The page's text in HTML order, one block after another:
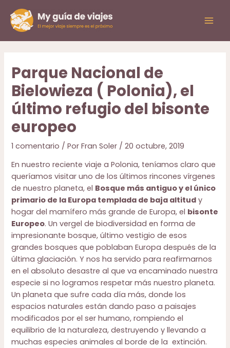
contenido
Parque Nacional de
Bielowieza ( Polonia), el
último refugio del bisonte
europeo
1 comentario / PorFran Soler /20 octubre, 2019
En nuestro reciente viaje a Polonia, teníamos claro que
queríamos visitar uno de los últimos rincones vírgenes
de nuestro planeta, el Bosque más antiguo y el único
primario de la Europa templada de baja altitud y
hogar del mamífero más grande de Europa, el bisonte
Europeo. Un vergel de biodiversidad en forma de
impresionante bosque, último vestigio de esos
grandes bosques que poblaban Europa después de la
última glaciación. Y nos ha servido para reafirmarnos
en el absoluto desastre al que va encaminado nuestra
especie si no logramos respetar más nuestro planeta.
Un planeta que sufre cada día más, donde los
espacios naturales están dando paso a paisajes
modificados por el ser humano, rompiendo el
equilibrio de la naturaleza, destruyendo y llevando a
muchas especies animales al borde de la extinción.